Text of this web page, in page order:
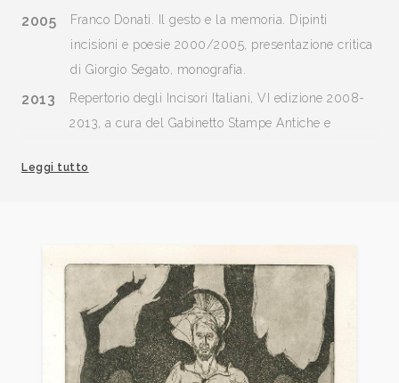
2005
Franco Donati. Il gesto e la memoria. Dipinti
incisioni e poesie 2000/2005, presentazione critica
di Giorgio Segato, monografia.
2013
Repertorio degli Incisori Italiani, VI edizione 2008-
2013, a cura del Gabinetto Stampe Antiche e
p. 52.
Ceccotti e Simone Guaita, Firenze, pp. 20, 41.
Franco Donati. incisioni 2002 - 2013. Ritratti di un
IO nomade, a cura di Marco Fiori e Marzio
Dall’Acqua, Bologna, pp. 48.
Leggi tutto